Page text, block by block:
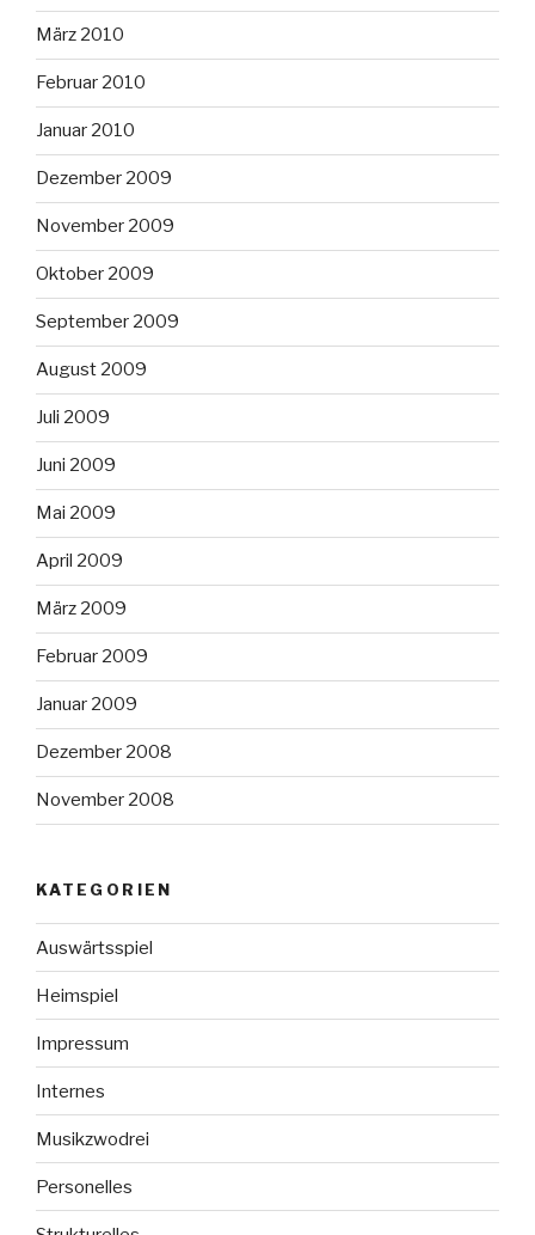
März 2010
Februar 2010
Januar 2010
Dezember 2009
November 2009
Oktober 2009
September 2009
August 2009
Juli 2009
Juni 2009
Mai 2009
April 2009
März 2009
Februar 2009
Januar 2009
Dezember 2008
November 2008
KATEGORIEN
Auswärtsspiel
Heimspiel
Impressum
Internes
Musikzwodrei
Personelles